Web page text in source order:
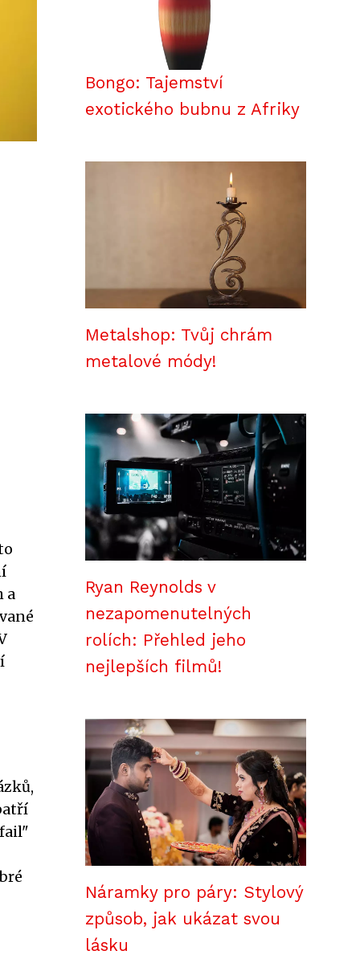
a
Bongo: Tajemství
exotického bubnu z Afriky
Metalshop: Tvůj chrám
metalové módy!
Ryan Reynolds v
nezapomenutelných
rolích: Přehled jeho
nejlepších filmů!
Náramky pro páry: Stylový
způsob, jak ukázat svou
lásku